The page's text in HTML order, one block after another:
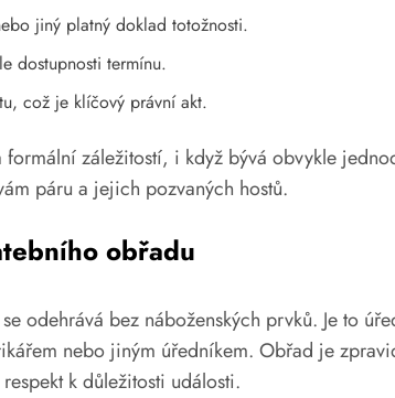
jiný platný doklad totožnosti.
dostupnosti termínu.
což je klíčový právní akt.
záležitostí, i když bývá obvykle
páru a jejich pozvaných hostů.
obřadu
odehrává bez náboženských prvků. Je to
nebo jiným úředníkem. Obřad je
k důležitosti události.